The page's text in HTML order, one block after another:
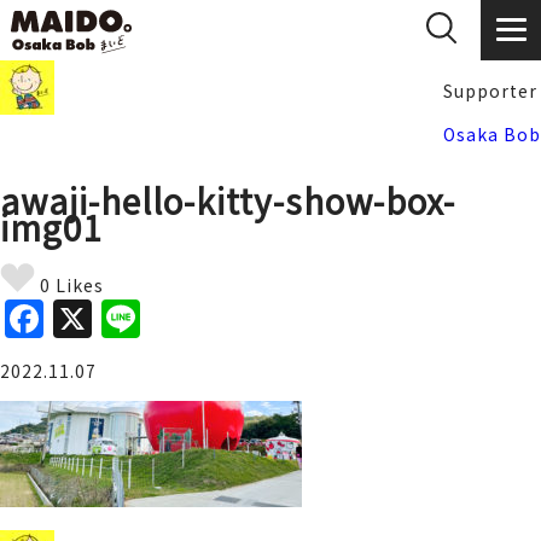
Supporter
Osaka Bob
awaji-hello-kitty-show-box-
img01
0 Likes
F
a
c
e
b
o
X
e
2022.11.07